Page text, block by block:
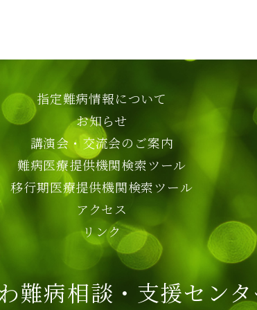
指定難病情報について
お知らせ
講演会・交流会のご案内
難病医療提供機関検索ツール
移行期医療提供機関検索ツール
アクセス
リンク
難病相談・支援セン